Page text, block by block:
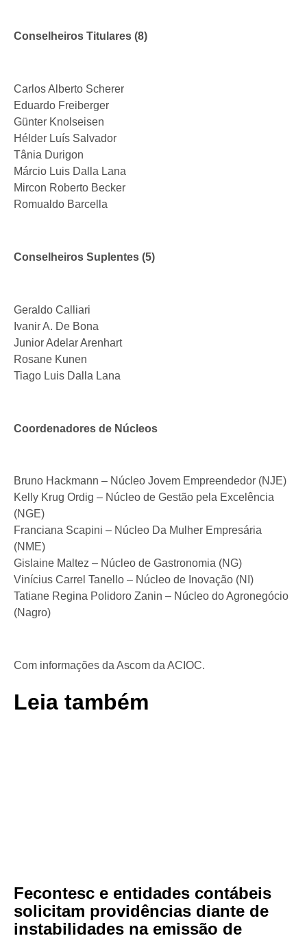
Conselheiros Titulares (8)
Carlos Alberto Scherer
Eduardo Freiberger
Günter Knolseisen
Hélder Luís Salvador
Tânia Durigon
Márcio Luis Dalla Lana
Mircon Roberto Becker
Romualdo Barcella
Conselheiros Suplentes (5)
Geraldo Calliari
Ivanir A. De Bona
Junior Adelar Arenhart
Rosane Kunen
Tiago Luis Dalla Lana
Coordenadores de Núcleos
Bruno Hackmann – Núcleo Jovem Empreendedor (NJE)
Kelly Krug Ordig – Núcleo de Gestão pela Excelência
(NGE)
Franciana Scapini – Núcleo Da Mulher Empresária
(NME)
Gislaine Maltez – Núcleo de Gastronomia (NG)
Vinícius Carrel Tanello – Núcleo de Inovação (NI)
Tatiane Regina Polidoro Zanin – Núcleo do Agronegócio
(Nagro)
Com informações da Ascom da ACIOC.
Leia também
Fecontesc e entidades contábeis
solicitam providências diante de
instabilidades na emissão de